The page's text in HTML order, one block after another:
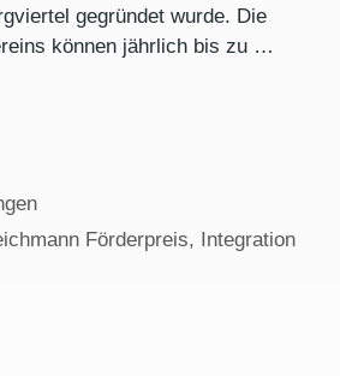
gegründet wurde. Die
können jährlich bis zu …
Förderpreis, Integration